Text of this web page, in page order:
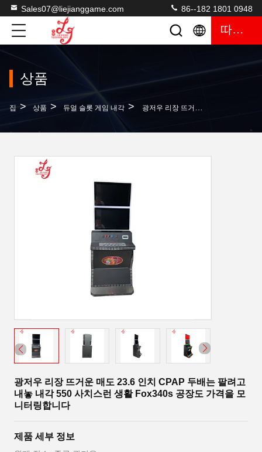
Sales07@liejianggame.com 86--182 1801 0948
따옴표
상품
집 > 상품 > 듀얼 슬롯 게임 내각 > 광저우 리장 뜨거운 매도 23.6 인치 CPAP 두배는 팔려고 내놓 내각 550 사치스런 생활 Fox340s 공장도 가격을 모니터링합니다
광저우 리장 뜨거운 매도 23.6 인치 CPAP 두배는 팔려고
내놓 내각 550 사치스런 생활 Fox340s 공장도 가격을 모
니터링합니다
제품 세부 정보